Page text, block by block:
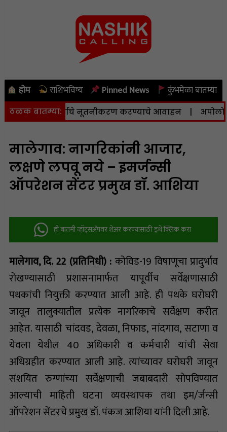
होम राशिभविष्य Pinned News कुंभमेळा बातम्या
ठळक बातम्या:अर्जाचे नूतनीकरण करण्याचे आवाहन | अपोलो
मालेगाव: नागरिकांनी आजार,
लक्षणे लपवू नये – इमर्जन्सी
ऑपरेशन सेंटर प्रमुख डॉ. आशिया
ही बातमी व्हॉट्सअ‍ॅपवर शेअर करण्यासाठी इथे क्लिक करा
मालेगाव, दि. 22 (प्रतिनिधी) : कोविड-19 विषाणूचा प्रादुर्भाव
रोखण्यासाठी प्रशासनामार्फत यापूर्वीच सर्वेक्षणासाठी
पथकांची नियुक्ती करण्यात आली आहे. ही पथके घरोघरी
जावून तालुक्यातील प्रत्येक नागरिकाचे सर्वेक्षण करीत
आहेत. यासाठी चांदवड, देवळा, निफाड, नांदगाव, सटाणा व
येवला येथील 40 अधिकारी व कर्मचारी यांची सेवा
अधिग्रहीत करण्यात आली आहे. त्यांच्यावर घरोघरी जावून
संशयित रुग्णांच्या सर्वेक्षणाची जबाबदारी सोपविण्यात
आल्याची माहिती घटना व्यवस्थापक तथा इम/र्जन्सी
ऑपरेशन सेंटरचे प्रमुख डॉ. पंकज आशिया यांनी दिली आहे.